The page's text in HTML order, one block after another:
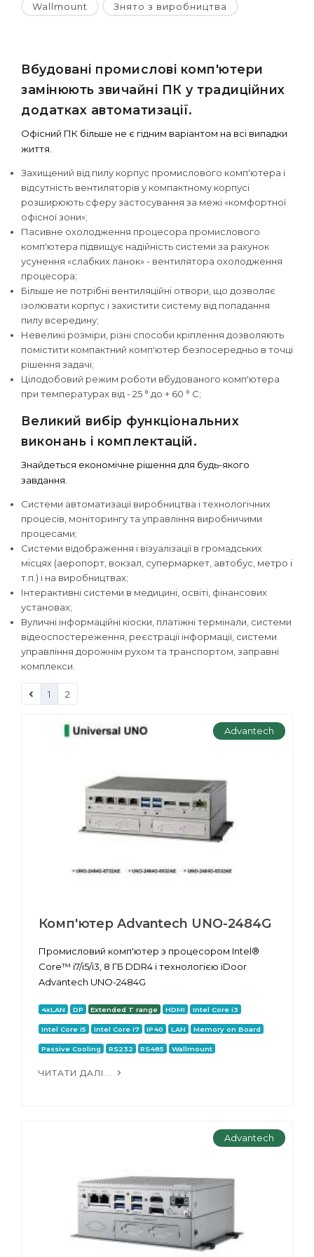
Wallmount Знято з виробництва
Вбудовані промислові комп'ютери
замінюють звичайні ПК у традиційних
додатках автоматизації.
Офісний ПК більше не є гідним варіантом на всі випадки
життя.
Захищений від пилу корпус промислового комп'ютера і
відсутність вентиляторів у компактному корпусі
розширюють сферу застосування за межі «комфортної
офісної зони»;
Пасивне охолодження процесора промислового
комп'ютера підвищує надійність системи за рахунок
усунення «слабких ланок» - вентилятора охолодження
процесора;
Більше не потрібні вентиляційні отвори, що дозволяє
ізолювати корпус і захистити систему від попадання
пилу всередину;
Невеликі розміри, різні способи кріплення дозволяють
помістити компактний комп'ютер безпосередньо в точці
рішення задачі;
Цілодобовий режим роботи вбудованого комп'ютера
при температурах від - 25 ° до + 60 ° С;
Великий вибір функціональних
виконань і комплектацій.
Знайдеться економічне рішення для будь-якого
завдання.
Системи автоматизації виробництва і технологічних
процесів, моніторингу та управління виробничими
процесами;
Системи відображення і візуалізації в громадських
місцях (аеропорт, вокзал, супермаркет, автобус, метро і
т.п.) і на виробництвах;
Інтерактивні системи в медицині, освіті, фінансових
установах;
Вуличні інформаційні кіоски, платіжні термінали, системи
відеоспостереження, реєстрації інформації, системи
управління дорожнім рухом та транспортом, заправні
комплекси.
1 2
Advantech
Комп'ютер Advantech UNO-2484G
Промисловий комп'ютер з процесором Intel®
Core™ i7/i5/i3, 8 ГБ DDR4 і технологією iDoor
Advantech UNO-2484G
4xLAN DP Extended T range HDMI Intel Core i3
Intel Core i5 Intel Core i7 IP40 LAN Memory on Board
Passive Cooling RS232 RS485 Wallmount
ЧИТАТИ ДАЛІ...
Advantech